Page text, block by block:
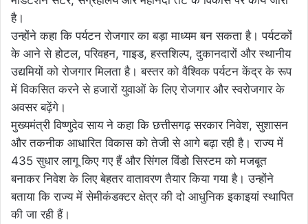
है।
उन्होंने कहा कि पर्यटन रोजगार का बड़ा माध्यम बन सकता है। पर्यटकों
के आने से होटल, परिवहन, गाइड, हस्तशिल्प, दुकानदारों और स्थानीय
उद्यमियों को रोजगार मिलता है। बस्तर को वैश्विक पर्यटन केंद्र के रूप
में विकसित करने से हजारों युवाओं के लिए रोजगार और स्वरोजगार के
अवसर बढ़ेंगे।
मुख्यमंत्री विष्णुदेव साय ने कहा कि छत्तीसगढ़ सरकार निवेश, सुशासन
और तकनीक आधारित विकास को तेजी से आगे बढ़ा रही है। राज्य में
435 सुधार लागू किए गए हैं और सिंगल विंडो सिस्टम को मजबूत
बनाकर निवेश के लिए बेहतर वातावरण तैयार किया गया है। उन्होंने
बताया कि राज्य में सेमीकंडक्टर क्षेत्र की दो आधुनिक इकाइयां स्थापित
की जा रही हैं।